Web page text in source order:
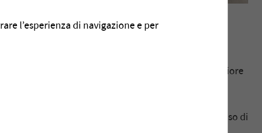
progetto
presenta una concentrazione di arsenico superiore
importante risorsa, il Comune di Vernayaz ha deciso di
l’esperienza di navigazione e per